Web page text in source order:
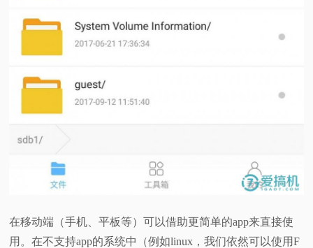
在移动端（手机、平板等）可以借助更简单的app来直接使
用。在不支持app的系统中（例如linux，我们依然可以使用F